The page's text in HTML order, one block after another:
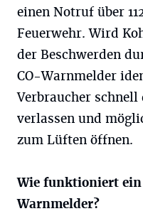
einen Notruf über
Feuerwehr. Wird
der Beschwerden
CO-Warnmelder
Verbraucher schnell
verlassen und
zum Lüften öffnen.
Wie funktioniert
Warnmelder?